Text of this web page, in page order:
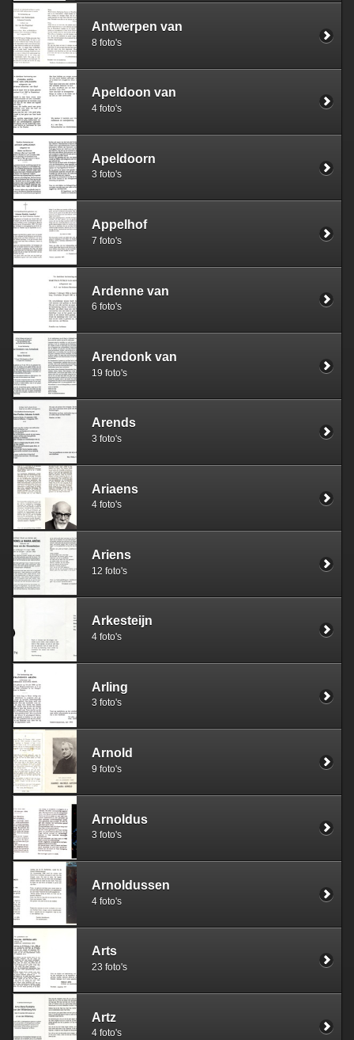
Antwerpen van
8 foto's
Apeldoon van
4 foto's
Apeldoorn
3 foto's
Appelhof
7 foto's
Ardenne van
6 foto's
Arendonk van
19 foto's
Arends
3 foto's
Ariaens
4 foto's
Ariens
12 foto's
Arkesteijn
4 foto's
Arling
3 foto's
Arnold
9 foto's
Arnoldus
3 foto's
Arnoldussen
4 foto's
Arts
23 foto's
Artz
4 foto's